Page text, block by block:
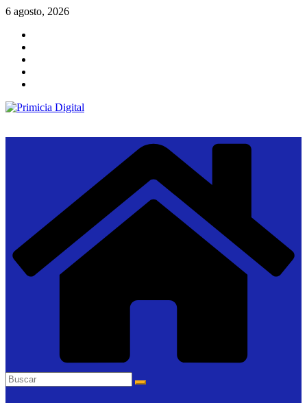
Saltar
contenido
6 agosto, 2026